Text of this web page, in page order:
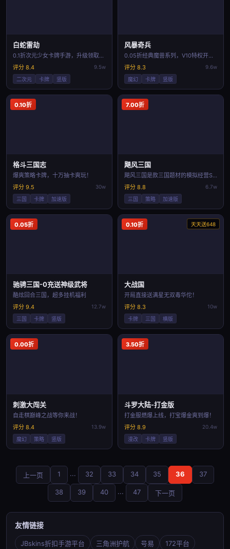
白蛇雷劫
0.1折次元少女卡牌手游，升级领取30万代金
评分 8.4
9.5w
二次元
卡牌 竖版
风暴奇兵
0.05折经典魔兽系列，V10特权开局。
评分 8.3
9.6w
魔幻
卡牌 竖版
0.10折
格斗三国志
爆爽策略卡牌，十万抽卡爽玩！
评分 9.5
30w
三国
卡牌 加速版
7.00折
飓风三国
飓风三国是款三国题材的模拟经营SLG游戏
评分 8.8
6.7w
三国
策略 加速版
0.05折
驰骋三国-0充送神级武将
酷炫回合三国，超多挂机福利
评分 9.4
12.7w
三国
卡牌 竖版
0.10折 天天送648
大战国
开局直接送满星无双毒华佗！
评分 8.3
10w
卡牌
三国 横版
0.00折
刺激大闯关
自走棋巅峰之战等你来战！
评分 8.4
13.9w
魔幻
策略 竖版
3.50折
斗罗大陆-打金版
打金服燃爆上线，打宝爆金爽到爆！
评分 8.9
20.4w
漫改
卡牌 竖版
上一页 1 ... 32 33 34 35 36 37
38 39 40 ... 47 下一页
友情链接
JBskins折扣手游平台 三角洲护航 号易 172平台